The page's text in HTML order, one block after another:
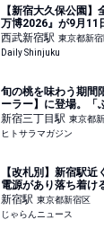
【新宿大久保公園
万博2026』が9月11
カレー”が楽しめる！
西武新宿駅 東京都新
Daily Shinjuku
旬の桃を味わう期間
ーラー】に登場。
ヒトサラマガジン
新宿三丁目駅 東京都
ヒトサラマガジン
【改札別】新宿駅
電源があり落ち着け
ース
新宿駅 東京都新宿区
じゃらんニュース